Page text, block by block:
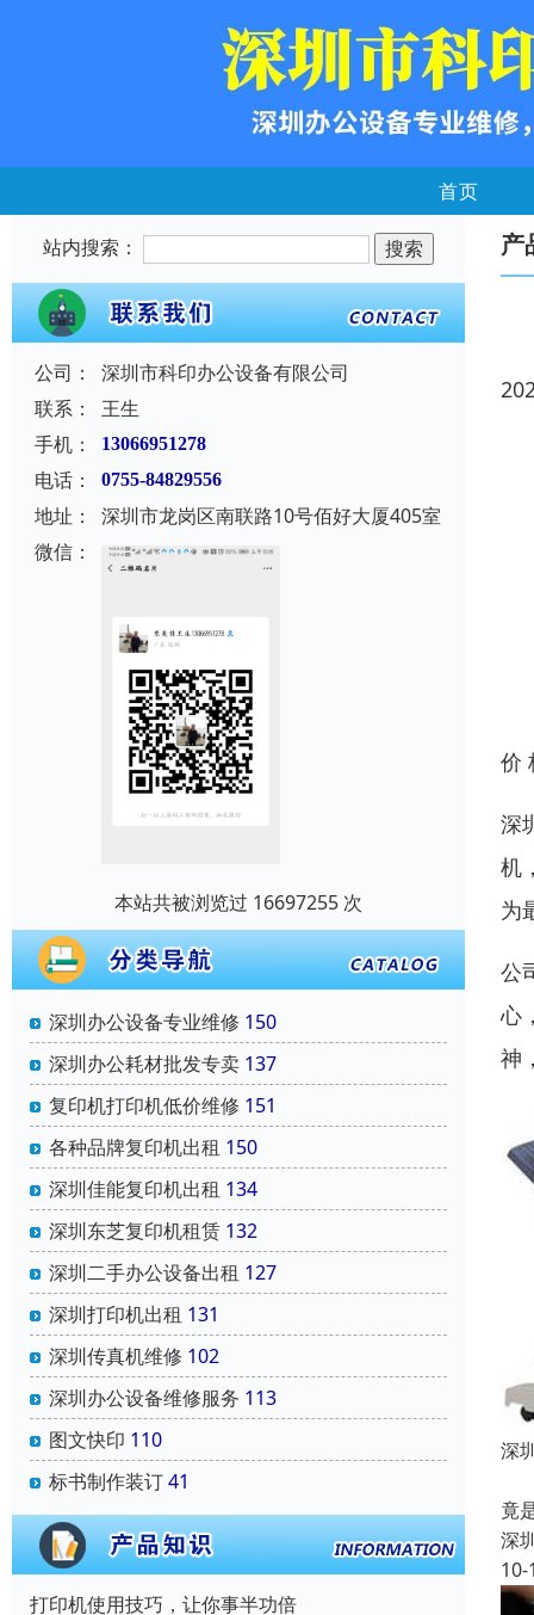
首页
站内搜索：
公司：
深圳市科印办公设备有限公司
联系：
王生
手机：
13066951278
电话： 0755-84829556
地址：
深圳市龙岗区南联路10号佰好大厦405室
微信：
本站共被浏览过 16697255 次
深圳办公设备专业维修 150
深圳办公耗材批发专卖 137
复印机打印机低价维修 151
各种品牌复印机出租 150
深圳佳能复印机出租 134
深圳东芝复印机租赁 132
深圳二手办公设备出租 127
深圳打印机出租 131
深圳传真机维修 102
深圳办公设备维修服务 113
图文快印 110
标书制作装订41
打印机使用技巧，让你事半功倍
产
价
深
机
为
公
心
神
深
竟
深
10-